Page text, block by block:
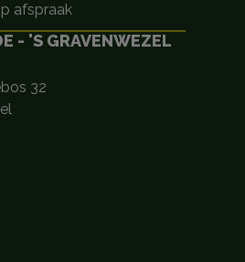
afspraak
- 'S GRAVENWEZEL
32